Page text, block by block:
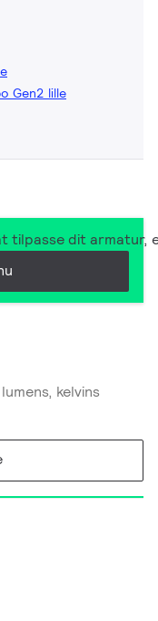
Gen2 lille
tilpasse dit